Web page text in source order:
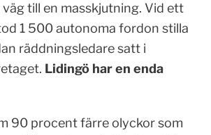
väg till en masskjutning. Vid ett
1 500 autonoma fordon stilla
räddningsledare satt i
Lidingö har en enda
90 procent färre olyckor som